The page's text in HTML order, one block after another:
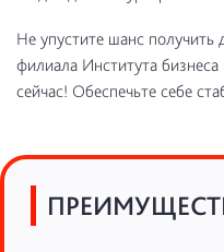
Не упустите шанс получить
филиала Института
сейчас! Обеспечьте себе